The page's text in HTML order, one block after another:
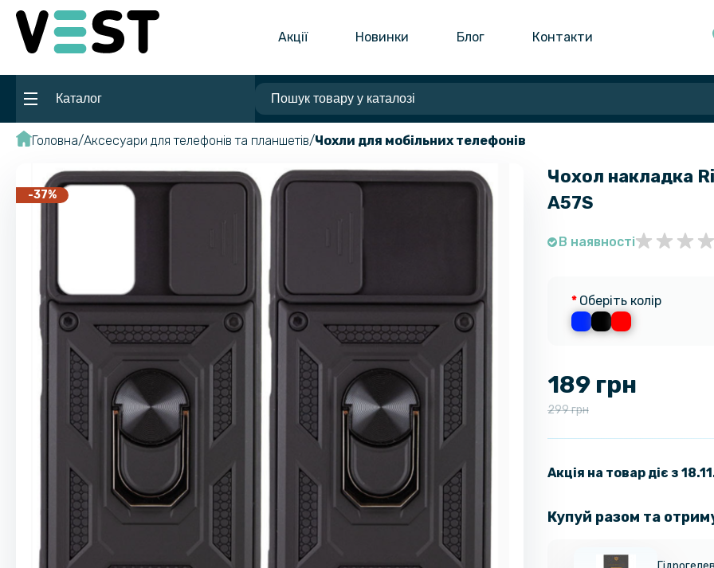
Акції Новинки Блог Контакти
Каталог
Головна Аксесуари для телефонів та планшетів Чохли для мобільних телефонів
-37%
Чохол накладка
A57S
В наявності
Оберіть колір
189 грн
299 грн
Акція на товар діє з
Купуй разом та